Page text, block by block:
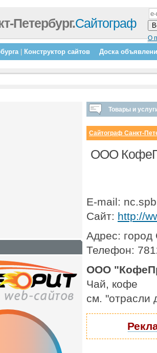
О
Петербург.Сайтограф
| Конструктор сайтов Доска
Товары и
Сайтограф Санкт-
ООО
E-mail:
Сайт: http://
Адрес: город
Телефон:
ООО
Чай, кофе
см. "отрасли